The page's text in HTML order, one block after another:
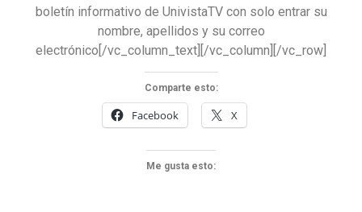
boletín informativo de UnivistaTV con solo entrar su
nombre, apellidos y su correo
electrónico[/vc_column_text][/vc_column][/vc_row]
Comparte esto:
Facebook X
Me gusta esto: